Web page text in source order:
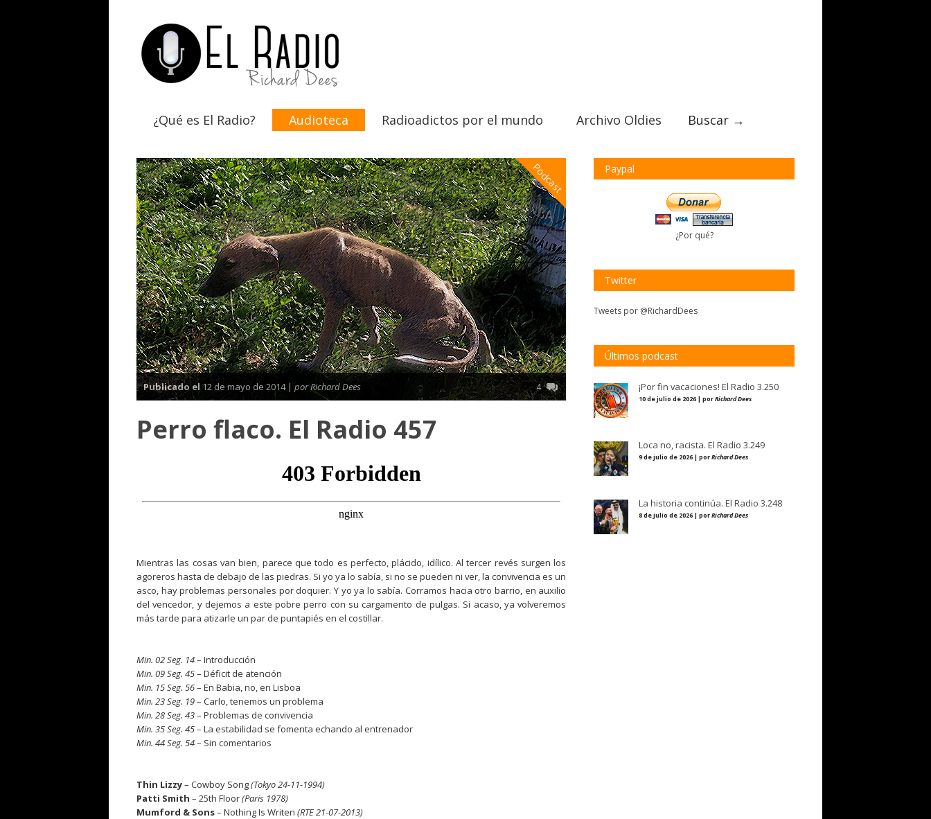
¿Qué es El Radio? Audioteca Radioadictos por el mundo Archivo Oldies Buscar →
Podcast
Publicado el 12 de mayo de 2014 | por Richard Dees 4
Perro flaco. El Radio 457
Mientras las cosas van bien, parece que todo es perfecto, plácido, idílico. Al tercer revés surgen los
agoreros hasta de debajo de las piedras. Si yo ya lo sabía, si no se pueden ni ver, la convivencia es un
asco, hay problemas personales por doquier. Y yo ya lo sabía. Corramos hacia otro barrio, en auxilio
del vencedor, y dejemos a este pobre perro con su cargamento de pulgas. Si acaso, ya volveremos
más tarde para atizarle un par de puntapiés en el costillar.
Min. 02 Seg. 14– Introducción
Min. 09 Seg. 45– Déficit de atención
Min. 15 Seg. 56– En Babia, no, en Lisboa
Min. 23 Seg. 19– Carlo, tenemos un problema
Min. 28 Seg. 43– Problemas de convivencia
Min. 35 Seg. 45– La estabilidad se fomenta echando al entrenador
Min. 44 Seg. 54– Sin comentarios
Thin Lizzy– Cowboy Song(Tokyo 24-11-1994)
Patti Smith – 25th Floor(Paris 1978)
Mumford & Sons– Nothing Is Writen (RTE 21-07-2013)
Paypal
¿Por qué?
Twitter
Tweets por @RichardDees
Últimos podcast
¡Por fin vacaciones! El Radio 3.250
10 de julio de 2026 | porRichard Dees
Loca no, racista. El Radio 3.249
9 de julio de 2026 | porRichard Dees
La historia continúa. El Radio 3.248
8 de julio de 2026 | porRichard Dees